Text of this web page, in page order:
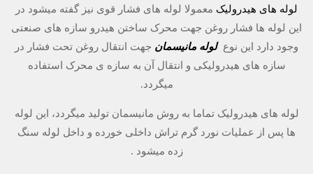
لوله های هیدرولیک معمولا لوله های فشار قوی نیز گفته میشود در
این لوله ها فشار روغن جهت محرک ساختن هیدرو سازه های صنعتی
وجود دارد این نوعلوله مانیسمان جهت انتقال روغن تحت فشار در
سازه های هیدرولیکی و انتقال آن به سازه ی محرک استفاده
میگردد.
لوله های هیدرولیک تماما به روش مانیسمان تولید میگردد، این لوله
ها پس از عملیات نورد گرم تراش داخلی خورده و داخل لوله سنگ
زده میشود .